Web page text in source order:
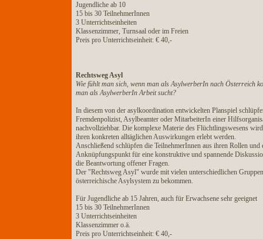
Jugendliche ab 10
15 bis 30 TeilnehmerInnen
3 Unterrichtseinheiten
Klassenzimmer, Turnsaal oder im Freien
Preis pro Unterrichtseinheit: € 40,-
Rechtsweg Asyl
Wie fühlt man sich, wenn man als AsylwerberIn nach Österreich
man als AsylwerberIn Arbeit sucht?
In diesem von der asylkoordination entwickelten Planspiel
Fremdenpolizist, Asylbeamter oder MitarbeiterIn einer
nachvollziehbar. Die komplexe Materie des Flüchtlingswesens
ihren konkreten alltäglichen Auswirkungen erlebt werden.
Anschließend schlüpfen die TeilnehmerInnen aus ihren Rollen
Anknüpfungspunkt für eine konstruktive und spannende
die Beantwortung offener Fragen.
Der "Rechtsweg Asyl" wurde mit vielen unterschiedlichen
österreichische Asylsystem zu bekommen.
Für Jugendliche ab 15 Jahren, auch für Erwachsene sehr geeignet
15 bis 30 TeilnehmerInnen
3 Unterrichtseinheiten
Klassenzimmer o.ä.
Preis pro Unterrichtseinheit: € 40,-